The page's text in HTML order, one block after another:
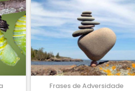
Frases de Adversidade